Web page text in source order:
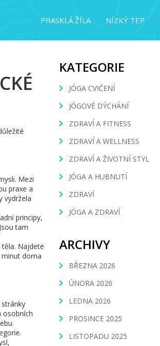
PRASKLÁ ŽÍLA NÍZKÝ TEP
Mezi
praxe a
vydržela
principy,
tam
Najdete
minut doma
osobních
KATEGORIE
JÓGA CVIČENÍ
JÓGOVÉ DÝCHÁNÍ
ZDRAVÍ A FITNESS
ZDRAVÍ A WELLNESS
ZDRAVÍ A ŽIVOTNÍ STYL
JÓGA A HUBNUTÍ
ZDRAVÍ
JÓGA A ZDRAVÍ
ARCHIVY
BŘEZNA 2026
ÚNORA 2026
LEDNA 2026
PROSINCE 2025
LISTOPADU 2025